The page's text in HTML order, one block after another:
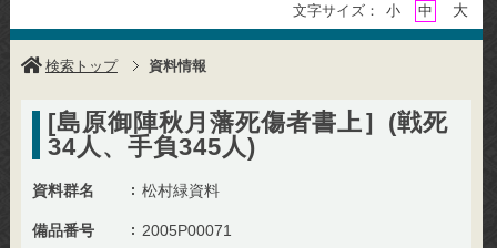
文字サイズ： 小 中 大
検索トップ 資料情報
[島原御陣秋月藩死傷者書上］(戦死
34人、手負345人)
資料群名 松村緑資料
備品番号 2005P00071